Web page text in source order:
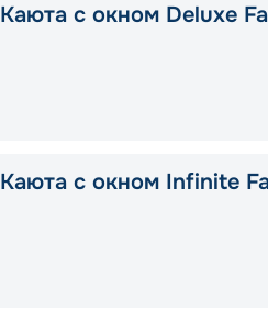
Каюта с окном Deluxe
Каюта с окном Infinite